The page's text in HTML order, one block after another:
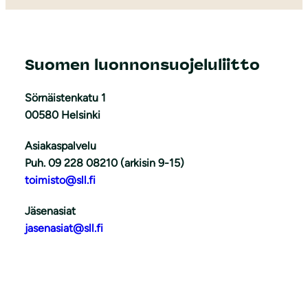
Suomen luonnonsuojeluliitto
Sörnäistenkatu 1
00580 Helsinki
Asiakaspalvelu
Puh. 09 228 08210 (arkisin 9-15)
toimisto@sll.fi
Jäsenasiat
jasenasiat@sll.fi